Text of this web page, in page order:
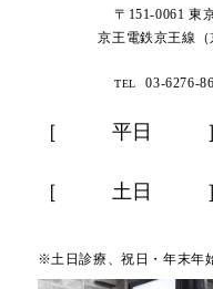
施設基準
〒151-0061 東
京王電鉄京王線
TEL 03-6276-
［ 平日
［
土日
※土日診療、祝日・年末年